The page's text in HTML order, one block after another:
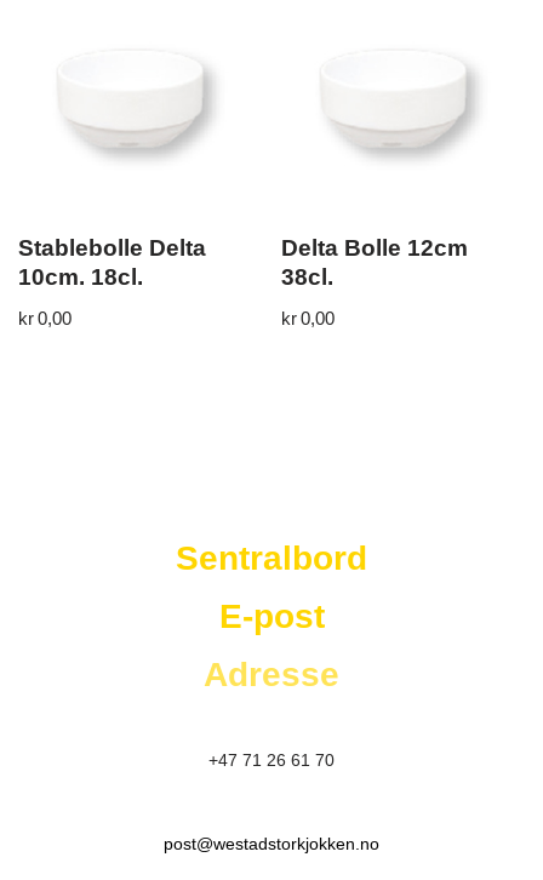
Stablebolle Delta
10cm. 18cl.
kr0,00
Delta Bolle 12cm
38cl.
kr0,00
Sentralbord
E-post
Adresse
+47 71 26 61 70
post@westadstorkjokken.no